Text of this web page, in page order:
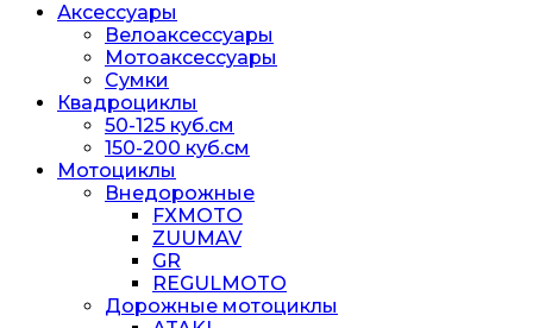
Аксессуары
Велоаксессуары
Мотоаксессуары
Сумки
Квадроциклы
50-125 куб.см
150-200 куб.см
Мотоциклы
Внедорожные
FXMOTO
ZUUMAV
GR
REGULMOTO
Дорожные мотоциклы